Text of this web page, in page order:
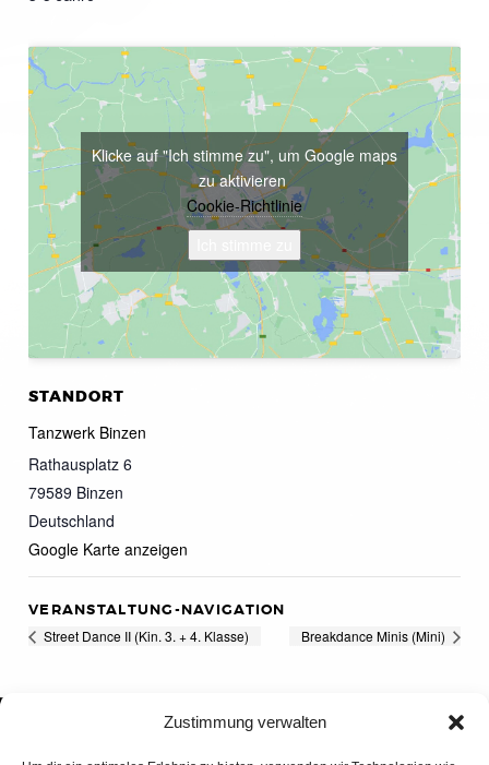
Zustimmung verwalten
STANDORT
Tanzwerk Binzen
Rathausplatz 6
79589 Binzen
Deutschland
Google Karte anzeigen
Klicke auf "Ich stimme zu", um Google maps
zu aktivieren
Cookie-Richtlinie
VERANSTALTUNG-NAVIGATION
Street Dance II (Kin. 3. + 4. Klasse) Breakdance Minis (Mini)